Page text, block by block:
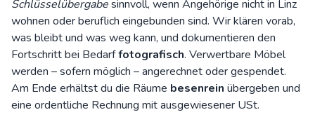
Schlüsselübergabesinnvoll, wenn Angehörige nicht in Linz
wohnen oder beruflich eingebunden sind. Wir klären vorab,
was bleibt und was weg kann, und dokumentieren den
Fortschritt bei Bedarffotografisch. Verwertbare Möbel
werden – sofern möglich – angerechnet oder gespendet.
Am Ende erhältst du die Räume besenrein übergeben und
eine ordentliche Rechnung mit ausgewiesener USt.